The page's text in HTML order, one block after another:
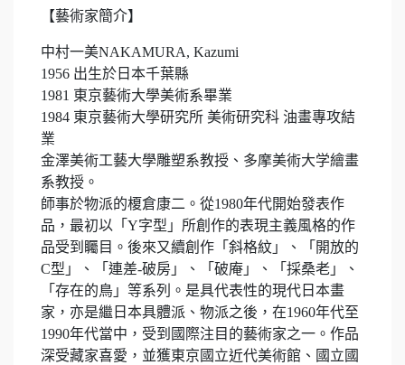
【藝術家簡介】
中村一美NAKAMURA, Kazumi
1956 出生於日本千葉縣
1981 東京藝術大學美術系畢業
1984 東京藝術大學研究所 美術研究科 油畫專攻結
業
金澤美術工藝大學雕塑系教授、多摩美術大学繪畫
系教授。
師事於物派的榎倉康二。從1980年代開始發表作
品，最初以「Y字型」所創作的表現主義風格的作
品受到矚目。後來又續創作「斜格紋」、「開放的
C型」、「連差-破房」、「破庵」、「採桑老」、
「存在的鳥」等系列。是具代表性的現代日本畫
家，亦是繼日本具體派、物派之後，在1960年代至
1990年代當中，受到國際注目的藝術家之一。作品
深受藏家喜愛，並獲東京國立近代美術館、國立國